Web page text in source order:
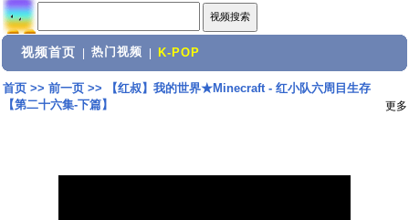
视频首页 热门视频 K-POP
首页>> 前一页>>
【红叔】我的世界★Minecraft - 红小队六周目生存
【第二十六集-下篇】
更多